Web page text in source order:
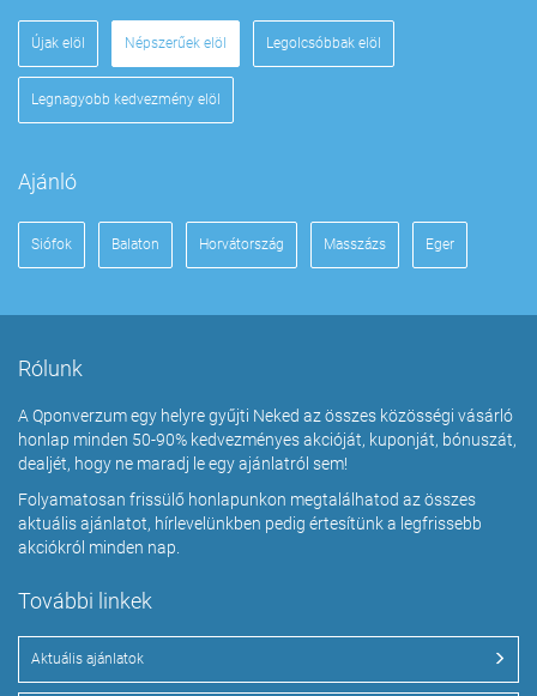
Újak elöl Népszerűek elöl Legolcsóbbak elöl
Legnagyobb kedvezmény elöl
Ajánló
Siófok Balaton Horvátország Masszázs Eger
Rólunk
A Qponverzum egy helyre gyűjti Neked az összes közösségi vásárló
honlap minden 50-90% kedvezményes akcióját, kuponját, bónuszát,
dealjét, hogy ne maradj le egy ajánlatról sem!
Folyamatosan frissülő honlapunkon megtalálhatod az összes
aktuális ajánlatot, hírlevelünkben pedig értesítünk a legfrissebb
akciókról minden nap.
További linkek
Aktuális ajánlatok